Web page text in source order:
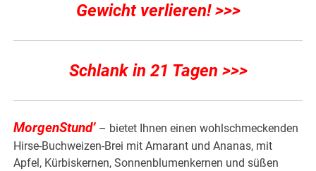
Gewicht verlieren! >>>
Schlank in 21 Tagen >>>
MorgenStund’ – bietet Ihnen einen wohlschmeckenden
Hirse-Buchweizen-Brei mit Amarant und Ananas, mit
Apfel, Kürbiskernen, Sonnenblumenkernen und süßen